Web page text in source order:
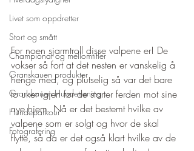
Livet som oppdretter
Stort og smått
Championat og mellomtitler
Granskauen produkter
Granskauen Hundetrening
Hundeparkour
Fotografering
For noen sjarmtroll disse valpene er! De
vokser så fort at det nesten er vanskelig å
henge med, og plutselig så var det bare
to uker igjen før de starter ferden mot sine
nye hjem. Nå er det bestemt hvilke av
valpene som er solgt og hvor de skal
flytte, så da er det også klart hvilke av de